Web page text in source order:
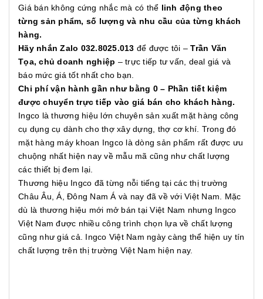
Giá bán không cứng nhắc mà có thể linh động theo
từng sản phẩm, số lượng và nhu cầu của từng khách
hàng.
Hãy nhắn Zalo 032.8025.013 để được tôi –Trần Văn
Tọa, chủ doanh nghiệp – trực tiếp tư vấn, deal giá và
báo mức giá tốt nhất cho bạn.
Chi phí vận hành gần như bằng 0 – Phần tiết kiệm
được chuyển trực tiếp vào giá bán cho khách hàng.
Ingco là thương hiệu lớn chuyên sản xuất mặt hàng công
cụ dụng cụ dành cho thợ xây dựng, thợ cơ khí. Trong đó
mặt hàng máy khoan Ingco là dòng sản phẩm rất được ưu
chuộng nhất hiện nay về mẫu mã cũng như chất lượng
các thiết bị đem lại.
Thương hiệu Ingco đã từng nỗi tiếng tại các thị trường
Châu Âu, Á, Đông Nam Á và nay đã về với Việt Nam. Mặc
dù là thương hiệu mới mở bán tại Việt Nam nhưng Ingco
Việt Nam được nhiều công trình chọn lựa về chất lượng
cũng như giá cả. Ingco Việt Nam ngày càng thể hiện uy tín
chất lượng trên thị trường Việt Nam hiện nay.